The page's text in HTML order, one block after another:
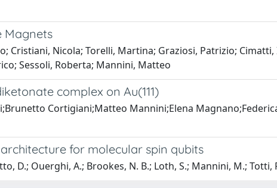
Magnets
Cristiani, Nicola; Torelli, Martina; Graziosi, Patrizio;
Sessoli, Roberta; Mannini, Matteo
complex on Au(111)
Cortigiani;Matteo Mannini;Elena
for molecular spin qubits
D.; Ouerghi, A.; Brookes, N. B.; Loth, S.; Mannini, M.; Totti,